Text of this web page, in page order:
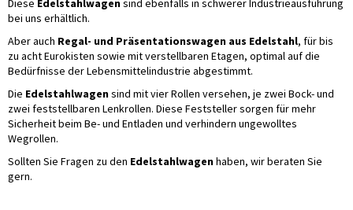
Diese Edelstahlwagensind ebenfalls in schwerer Industrieausführung
bei uns erhältlich.
Aber auch Regal- und Präsentationswagen aus Edelstahl, für bis
zu acht Eurokisten sowie mit verstellbaren Etagen, optimal auf die
Bedürfnisse der Lebensmittelindustrie abgestimmt.
Die Edelstahlwagensind mit vier Rollen versehen, je zwei Bock- und
zwei feststellbaren Lenkrollen. Diese Feststeller sorgen für mehr
Sicherheit beim Be- und Entladen und verhindern ungewolltes
Wegrollen.
Sollten Sie Fragen zu den Edelstahlwagenhaben, wir beraten Sie
gern.